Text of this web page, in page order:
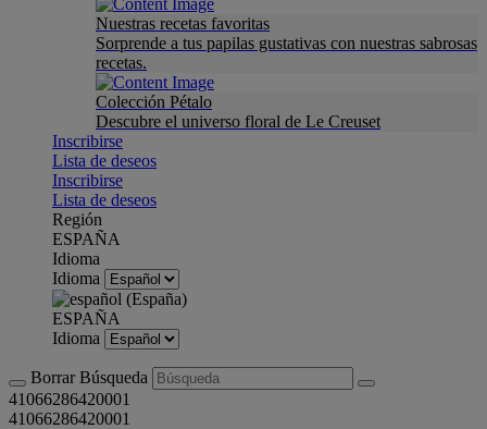
Nuestras recetas favoritas
Sorprende a tus papilas gustativas con nuestras sabrosas
recetas.
Colección Pétalo
Descubre el universo floral de Le Creuset
Inscribirse
Lista de deseos
Inscribirse
Lista de deseos
Región
ESPAÑA
Idioma
Idioma
ESPAÑA
Idioma
Borrar Búsqueda
41066286420001
41066286420001